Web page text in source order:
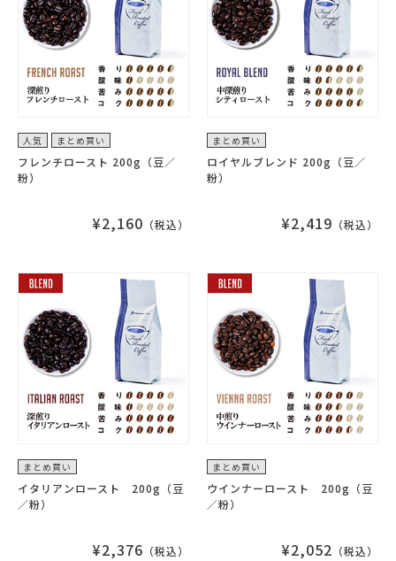
人気 まとめ買い
フレンチロースト 200g（豆／
粉）
¥2,160 （税込）
まとめ買い
ロイヤルブレンド 200g（豆／
粉）
¥2,419 （税込）
まとめ買い
イタリアンロースト 200g（豆
／粉）
¥2,376 （税込）
まとめ買い
ウインナーロースト 200g（豆
／粉）
¥2,052 （税込）